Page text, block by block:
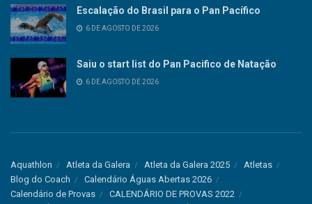
Escalação do Brasil para o Pan Pacífico
6 DE AGOSTO DE 2026
Saiu o start list do Pan Pacifico de Natação
6 DE AGOSTO DE 2026
Aquathlon Atleta da Galera Atleta da Galera 2025
Atletas
Blog do Coach
Calendário Águas Abertas 2026
Calendário de Provas
CALENDÁRIO DE PROVAS 2022